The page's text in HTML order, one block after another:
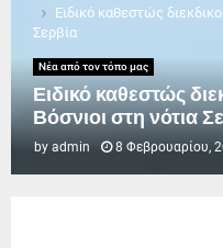
Ειδικό καθεστώς
Σερβία
Νέα από τον τόπο μας
Ειδικό καθεστώς
Βόσνιοι στη νότια
by admin 8 Φεβρουαρίου,